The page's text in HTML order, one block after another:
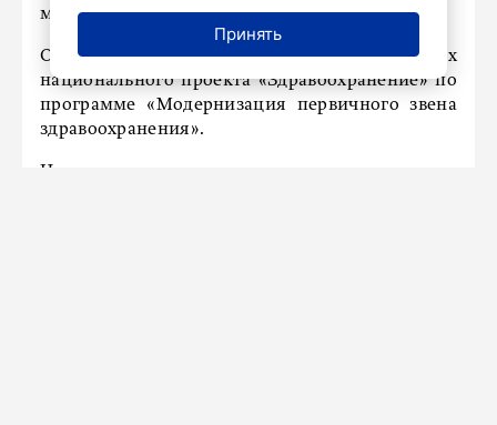
маломобильных граждан установят пандус.
Обновление поликлиники проходит в рамках
национального проекта «Здравоохранение» по
программе «Модернизация первичного звена
здравоохранения».
На время ремонта все педиатры остаются в
Принять